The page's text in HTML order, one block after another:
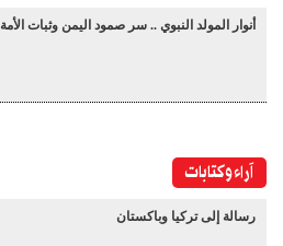
أنوار المولد النبوي .. سر صمود اليمن وثبات الأمة
آراء وكتابات
رسالة إلى تركيا وباكستان